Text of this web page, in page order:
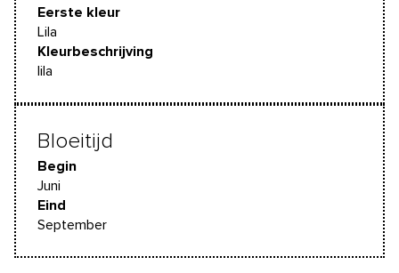
Eerste kleur
Lila
Kleurbeschrijving
lila
Bloeitijd
Begin
Juni
Eind
September